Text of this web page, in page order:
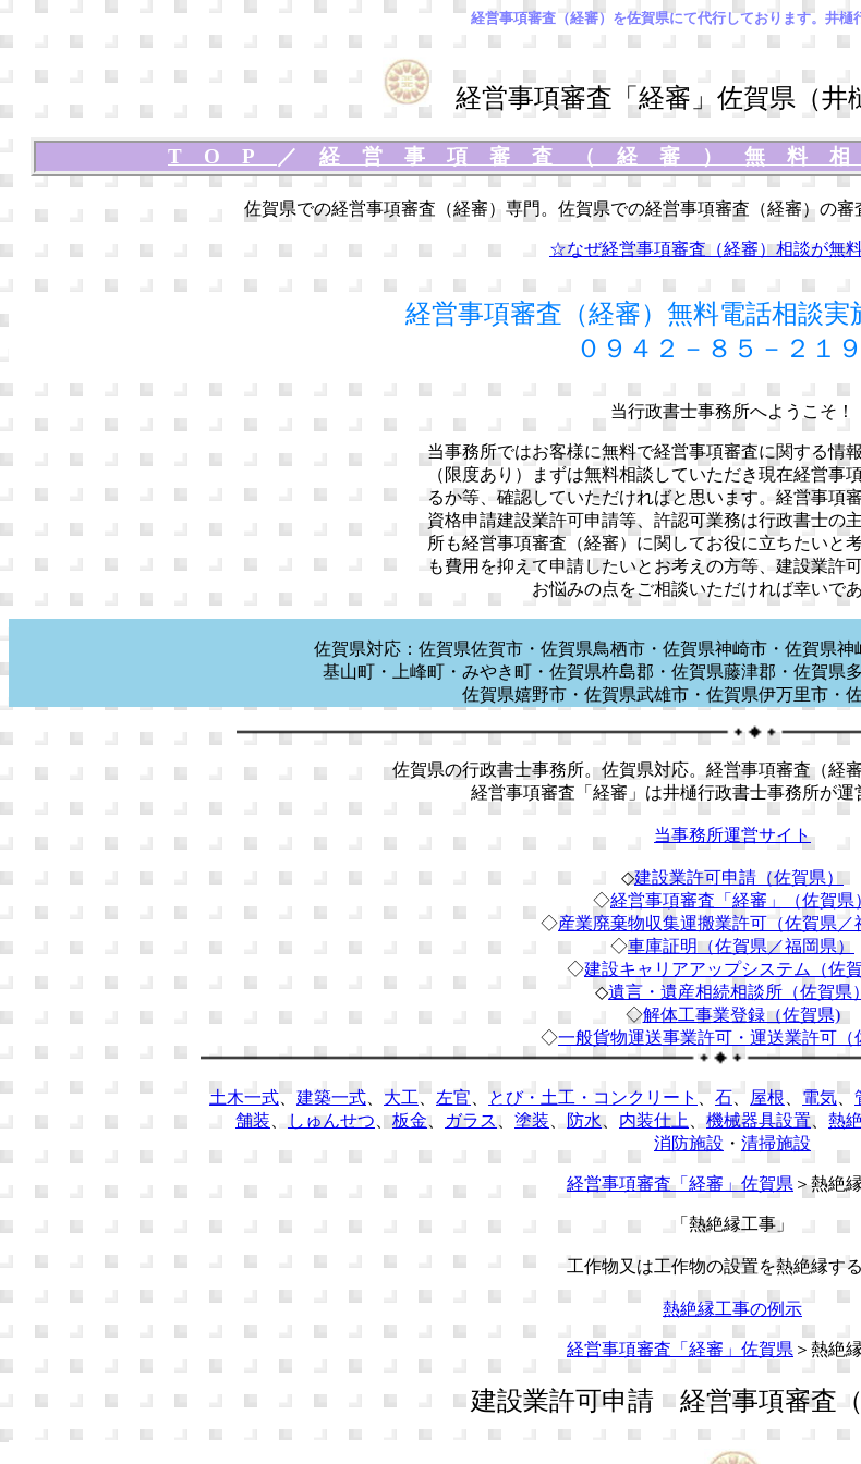
経営事項審査（経審）を佐賀県にて代行しております。井樋
経営事項審査「経審」佐賀県（井
TOP ／ 経営事項審査（経審）無料
佐賀県での経営事項審査（経審）専門。佐賀県での経営事項審査（経審）の
☆なぜ経営事項審査（経審）相談が無
経営事項審査（経審）無料電話相談実
０９４２－８５－２１
当行政書士事務所へようこそ！
当事務所ではお客様に無料で経営事項審査に関する情
（限度あり）まずは無料相談していただき現在経営事
るか等、確認していただければと思います。経営事項
資格申請建設業許可申請等、許認可業務は行政書士の
所も経営事項審査（経審）に関してお役に立ちたいと
も費用を抑えて申請したいとお考えの方等、建設業許
お悩みの点をご相談いただければ幸いであ
佐賀県対応：佐賀県佐賀市・佐賀県鳥栖市・佐賀県神崎市・佐賀県神
基山町・上峰町・みやき町・佐賀県杵島郡・佐賀県藤津郡・佐賀県
佐賀県嬉野市・佐賀県武雄市・佐賀県伊万里市
佐賀県の行政書士事務所。佐賀県対応。経営事項審査（経
経営事項審査「経審」は井樋行政書士事務所が運
当事務所運営サイト
◇建設業許可申請（佐賀県）
◇経営事項審査「経審」（佐賀県
◇産業廃棄物収集運搬業許可（佐賀県／
◇車庫証明（佐賀県／福岡県）
◇建設キャリアアップシステム（佐賀
◇遺言・遺産相続相談所（佐賀県）
◇解体工事業登録（佐賀県)
◇一般貨物運送事業許可・運送業許可（
土木一式、 建築一式 大工、 左官 とび・土工・コンクリート 、 石 屋根 電気、
舗装
しゅんせつ 、板金、 ガラス、 塗装 防水、 内装仕上 機械器具設置、 熱
消防施設 ・ 清掃施設
経営事項審査「経審」佐賀県 ＞熱絶
「熱絶縁工事」
工作物又は工作物の設置を熱絶縁す
熱絶縁工事の例示
経営事項審査「経審」佐賀県 ＞熱絶
建設業許可申請 経営事項審査